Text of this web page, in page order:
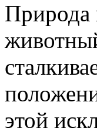
Природа
этой